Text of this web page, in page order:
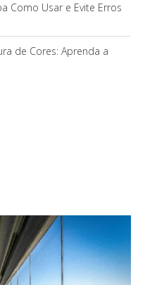
Como Usar e Evite Erros
de Cores: Aprenda a